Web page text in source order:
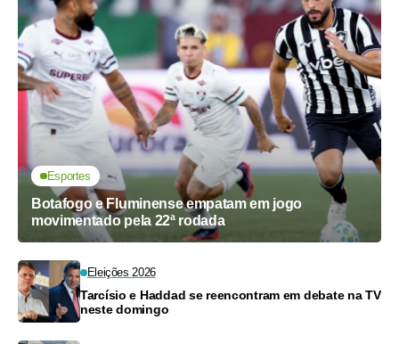
Esportes
Botafogo e Fluminense empatam em jogo
movimentado pela 22ª rodada
Eleições 2026
Tarcísio e Haddad se reencontram em debate na TV
neste domingo